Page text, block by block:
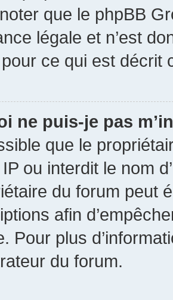
que le phpBB
légale et n’est
ce qui est décrit
ne puis-je pas
que le
ou interdit le nom
du forum peut
afin
Pour plus
du forum.